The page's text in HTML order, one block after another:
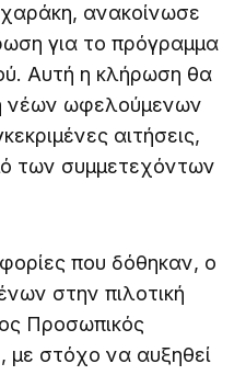
ανακοίνωσε
για το πρόγραμμα
Αυτή η κλήρωση θα
νέων ωφελούμενων
αιτήσεις,
των συμμετεχόντων
που δόθηκαν, ο
στην πιλοτική
Προσωπικός
με στόχο να αυξηθεί